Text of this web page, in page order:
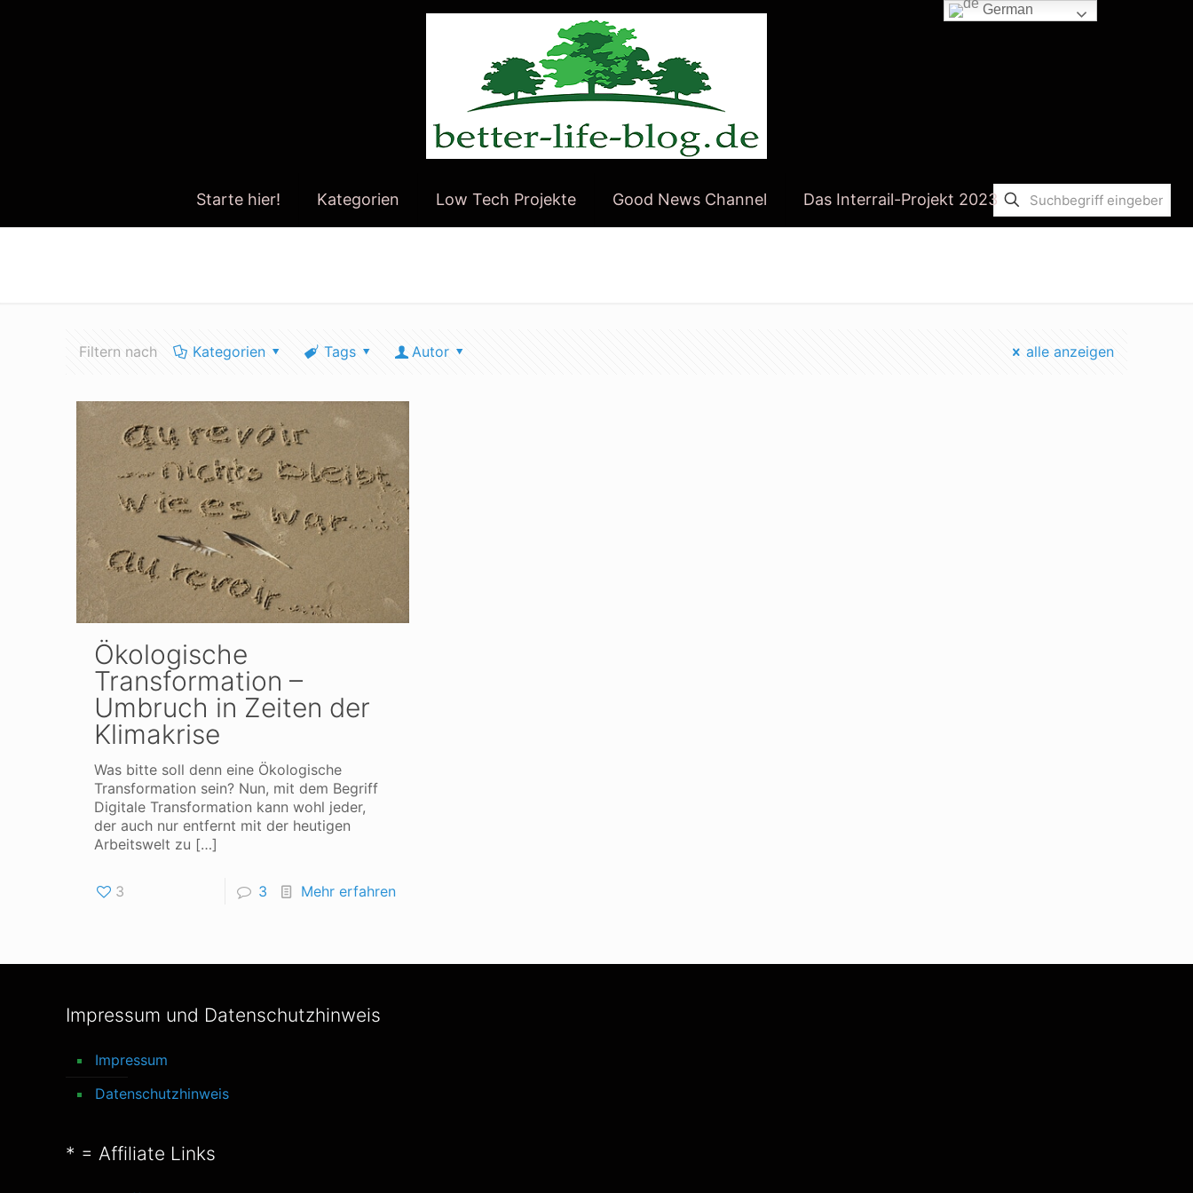
Starte hier! Kategorien Low Tech Projekte Good News Channel Das Interrail-Projekt 2023
Filtern nach Kategorien Tags Autor alle anzeigen
Ökologische
Transformation –
Umbruch in Zeiten der
Klimakrise
Was bitte soll denn eine Ökologische
Transformation sein? Nun, mit dem Begriff
Digitale Transformation kann wohl jeder,
der auch nur entfernt mit der heutigen
Arbeitswelt zu […]
3 3 Mehr erfahren
Impressum und Datenschutzhinweis
Impressum
Datenschutzhinweis
* = Affiliate Links
German